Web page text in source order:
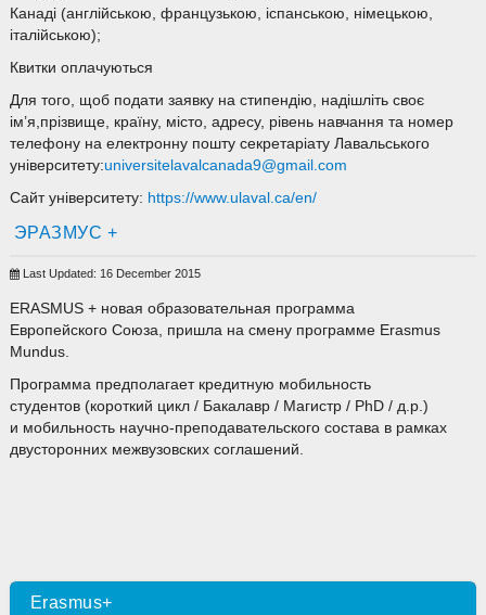
Канаді (англійською, французькою, іспанською, німецькою,
італійською);
Квитки оплачуються
Для того, щоб подати заявку на стипендію, надішліть своє
ім’я,прізвище, країну, місто, адресу, рівень навчання та номер
телефону на електронну пошту секретаріату Лавальського
університету:universitelavalcanada9@gmail.com
Сайт університету: https://www.ulaval.ca/en/
ЭРАЗМУС +
Last Updated: 16 December 2015
ERASMUS + новая образовательная программа
Европейского Союза, пришла на смену программе Erasmus
Mundus.
Программа предполагает кредитную мобильность
студентов (короткий цикл / Бакалавр / Магистр / PhD / д.р.)
и мобильность научно-преподавательского состава в рамках
двусторонних межвузовских соглашений.
Erasmus+